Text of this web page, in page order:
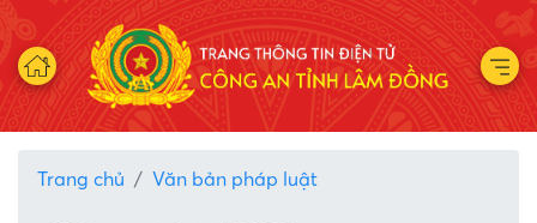
Trang chủ Văn bản pháp luật